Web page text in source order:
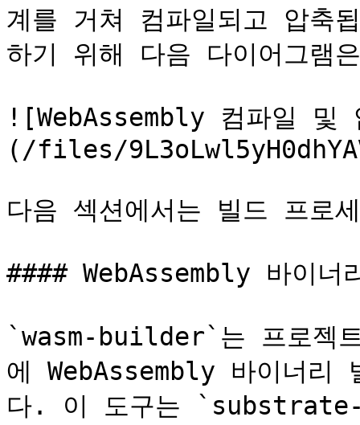
계를 거쳐 컴파일되고 압축
하기 위해 다음 다이어그램
![WebAssembly 컴파일 및
(/files/
다음 섹션에서는 빌드 프로
#### WebAssembly 바이너
`wasm-builder`는 프로젝
에 WebAssembly 바이너리
다. 이 도구는 `substrate-